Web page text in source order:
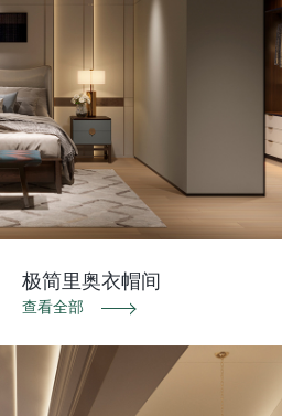
极简里奥衣帽间
查看全部